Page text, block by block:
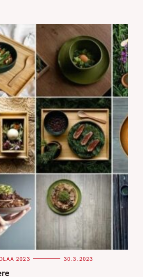
2023 30.3.2023